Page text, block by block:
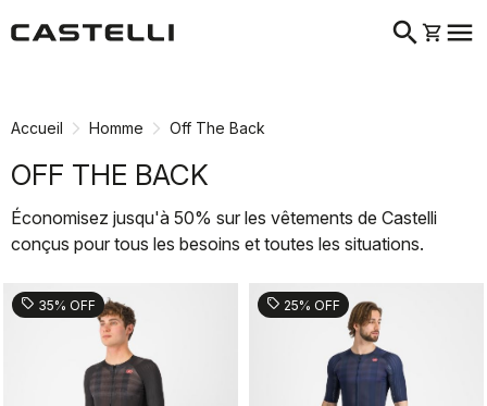
directement
navigation
directement
search shopping_cart menu
Accueil Homme Off The Back
OFF THE BACK
Économisez jusqu'à 50% sur les vêtements de Castelli
conçus pour tous les besoins et toutes les situations.
sell 35% OFF sell 25% OFF